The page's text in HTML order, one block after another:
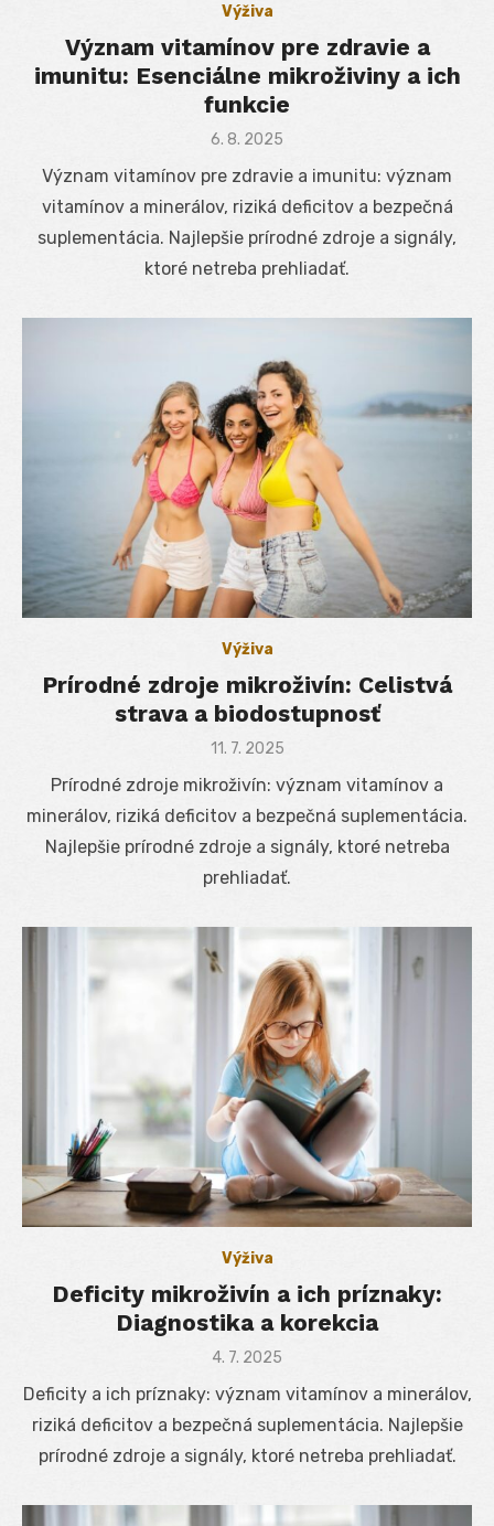
Výživa
Význam vitamínov pre zdravie a
imunitu: Esenciálne mikroživiny a ich
funkcie
Posted
6. 8. 2025
Význam vitamínov pre zdravie a imunitu: význam
vitamínov a minerálov, riziká deficitov a bezpečná
suplementácia. Najlepšie prírodné zdroje a signály,
ktoré netreba prehliadať.
Výživa
Prírodné zdroje mikroživín: Celistvá
strava a biodostupnosť
Posted
11. 7. 2025
Prírodné zdroje mikroživín: význam vitamínov a
minerálov, riziká deficitov a bezpečná suplementácia.
Najlepšie prírodné zdroje a signály, ktoré netreba
prehliadať.
Výživa
Deficity mikroživín a ich príznaky:
Diagnostika a korekcia
Posted
4. 7. 2025
Deficity a ich príznaky: význam vitamínov a minerálov,
riziká deficitov a bezpečná suplementácia. Najlepšie
prírodné zdroje a signály, ktoré netreba prehliadať.